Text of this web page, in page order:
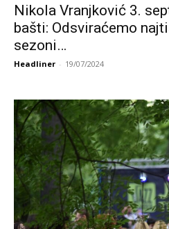
Nikola Vranjković 3.
bašti: Odsviraćemo
sezoni…
Headliner - 19/07/2024